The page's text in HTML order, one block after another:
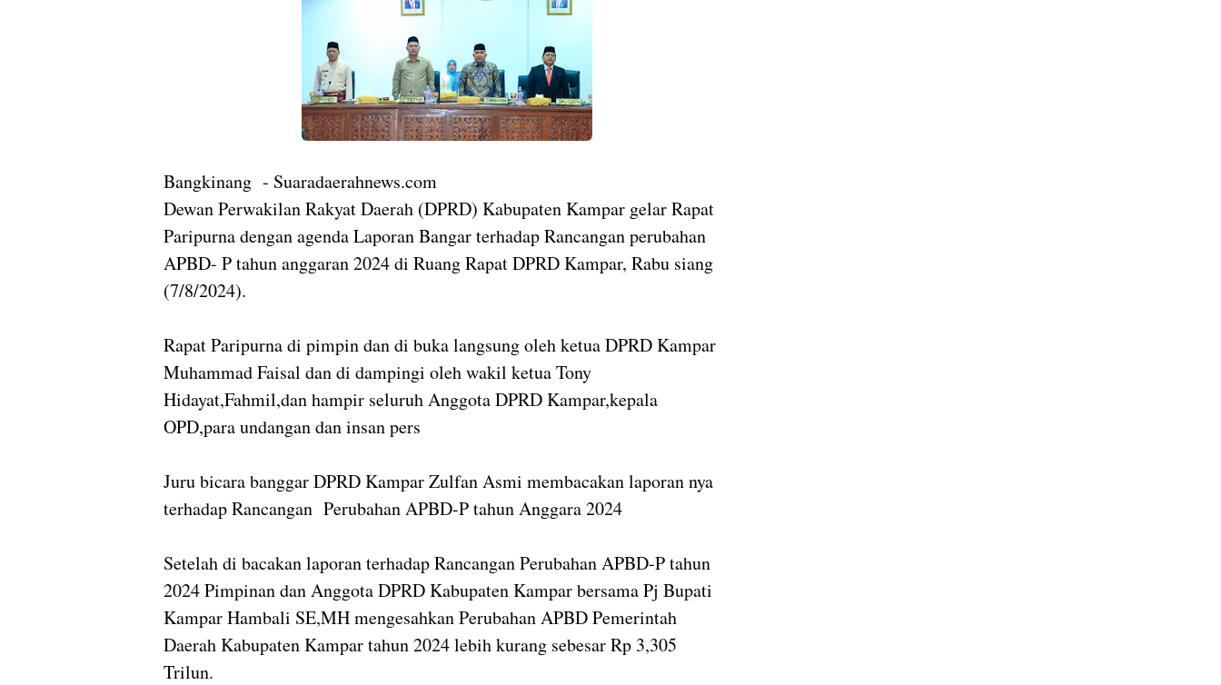
Bangkinang - Suaradaerahnews.com
Dewan Perwakilan Rakyat Daerah (DPRD) Kabupaten Kampar gelar Rapat
Paripurna dengan agenda Laporan Bangar terhadap Rancangan perubahan
APBD- P tahun anggaran 2024 di Ruang Rapat DPRD Kampar, Rabu siang
(7/8/2024).
Rapat Paripurna di pimpin dan di buka langsung oleh ketua DPRD Kampar
Muhammad Faisal dan di dampingi oleh wakil ketua Tony
Hidayat,Fahmil,dan hampir seluruh Anggota DPRD Kampar,kepala
OPD,para undangan dan insan pers
Juru bicara banggar DPRD Kampar Zulfan Asmi membacakan laporan nya
terhadap Rancangan Perubahan APBD-P tahun Anggara 2024
Setelah di bacakan laporan terhadap Rancangan Perubahan APBD-P tahun
2024 Pimpinan dan Anggota DPRD Kabupaten Kampar bersama Pj Bupati
Kampar Hambali SE,MH mengesahkan Perubahan APBD Pemerintah
Daerah Kabupaten Kampar tahun 2024 lebih kurang sebesar Rp 3,305
Trilun.